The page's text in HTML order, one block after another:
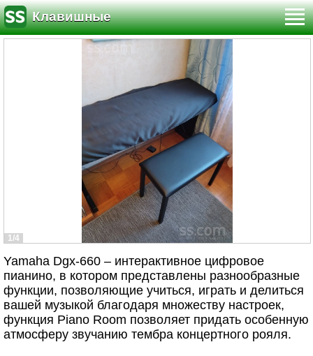
Клавишные
1/4
Yamaha Dgx-660 – интерактивное цифровое
пианино, в котором представлены разнообразные
функции, позволяющие учиться, играть и делиться
вашей музыкой благодаря множеству настроек,
функция Piano Room позволяет придать особенную
атмосферу звучанию тембра концертного рояля.